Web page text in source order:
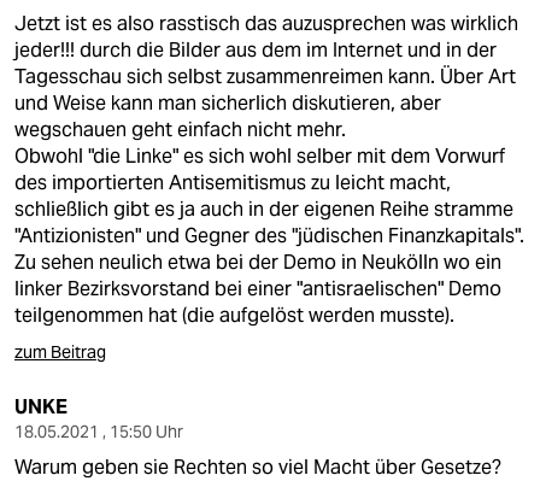
Jetzt ist es also rasstisch das auzusprechen was wirklich
jeder!!! durch die Bilder aus dem im Internet und in der
Tagesschau sich selbst zusammenreimen kann. Über Art
und Weise kann man sicherlich diskutieren, aber
wegschauen geht einfach nicht mehr.
Obwohl "die Linke" es sich wohl selber mit dem Vorwurf
des importierten Antisemitismus zu leicht macht,
schließlich gibt es ja auch in der eigenen Reihe stramme
"Antizionisten" und Gegner des "jüdischen Finanzkapitals".
Zu sehen neulich etwa bei der Demo in Neukölln wo ein
linker Bezirksvorstand bei einer "antisraelischen" Demo
teilgenommen hat (die aufgelöst werden musste).
zum Beitrag
UNKE
18.05.2021 , 15:50 Uhr
Warum geben sie Rechten so viel Macht über Gesetze?